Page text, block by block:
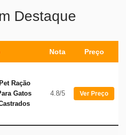
Destaque
Nota Preço
Ração
Gatos
4.8/5 Ver Preço